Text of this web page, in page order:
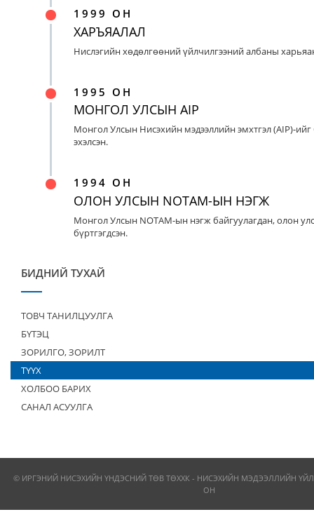
1999 ОН
ХАРЪЯАЛАЛ
Нислэгийн хөдөлгөөний үйлчилгээний албаны
1995 ОН
МОНГОЛ УЛСЫН AIP
Монгол Улсын Нисэхийн мэдээллийн эмхтгэл (AIP)-
эхэлсэн.
1994 ОН
ОЛОН УЛСЫН NOTAM-ЫН НЭГЖ
Монгол Улсын NOTAM-ын нэгж байгуулагдан, олон
бүртгэгдсэн.
БИДНИЙ ТУХАЙ
ТОВЧ ТАНИЛЦУУЛГА
БҮТЭЦ
ЗОРИЛГО, ЗОРИЛТ
ТҮҮХ
ХОЛБОО БАРИХ
САНАЛ АСУУЛГА
© ИРГЭНИЙ НИСЭХИЙН ҮНДЭСНИЙ ТӨВ ТӨХХК - НИСЭХИЙН МЭДЭЭЛЛИЙН
ОН